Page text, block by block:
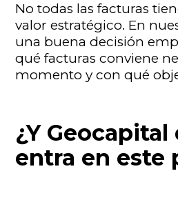
No todas las facturas
valor estratégico. En
una buena decisión
qué facturas conviene
momento y con qué
¿Y
entra en este